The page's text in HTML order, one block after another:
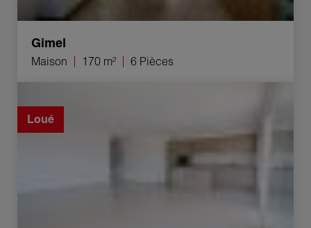
Gimel
Maison 170 m² 6 Pièces
80 m²
Loué